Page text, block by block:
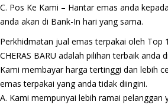
C. Pos Ke Kami – Hantar emas anda
anda akan di Bank-In hari yang sama.
Perkhidmatan jual emas terpakai oleh Top
CHERAS BARU adalah pilihan terbaik anda
Kami membayar harga tertinggi dan lebih
emas terpakai yang anda tidak diingini.
A. Kami mempunyai lebih ramai pelanggan